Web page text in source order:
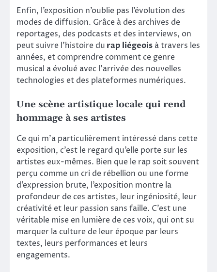
Enfin, l’exposition n’oublie pas l’évolution des
modes de diffusion. Grâce à des archives de
reportages, des podcasts et des interviews, on
peut suivre l’histoire du rap liégeois à travers les
années, et comprendre comment ce genre
musical a évolué avec l’arrivée des nouvelles
technologies et des plateformes numériques.
Une scène artistique locale qui rend
hommage à ses artistes
Ce qui m’a particulièrement intéressé dans cette
exposition, c’est le regard qu’elle porte sur les
artistes eux-mêmes. Bien que le rap soit souvent
perçu comme un cri de rébellion ou une forme
d’expression brute, l’exposition montre la
profondeur de ces artistes, leur ingéniosité, leur
créativité et leur passion sans faille. C’est une
véritable mise en lumière de ces voix, qui ont su
marquer la culture de leur époque par leurs
textes, leurs performances et leurs
engagements.